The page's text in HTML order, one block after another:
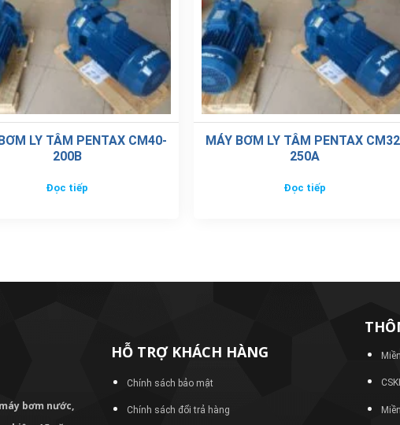
LY TÂM PENTAX CM40-
200B
Đọc tiếp
MÁY BƠM LY TÂM PENTAX
250A
Đọc tiếp
bơm nước,
HỖ TRỢ KHÁCH HÀNG
Chính sách bảo mật
Chính sách đổi trả hàng